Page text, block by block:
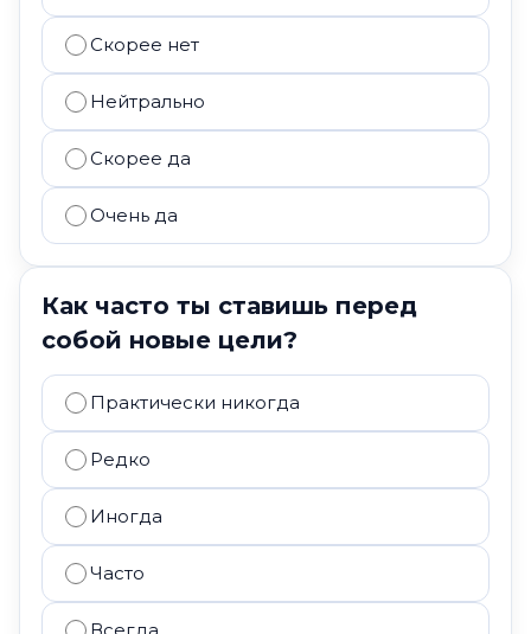
Скорее нет
Нейтрально
Скорее да
Очень да
Как часто ты ставишь перед
собой новые цели?
Практически никогда
Редко
Иногда
Часто